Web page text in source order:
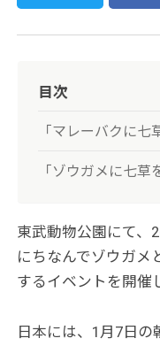
目次
「マレーバクに
「ゾウガメに七
東武動物公園にて、
にちなんでゾウガメ
するイベントを開催
日本には、1月7日